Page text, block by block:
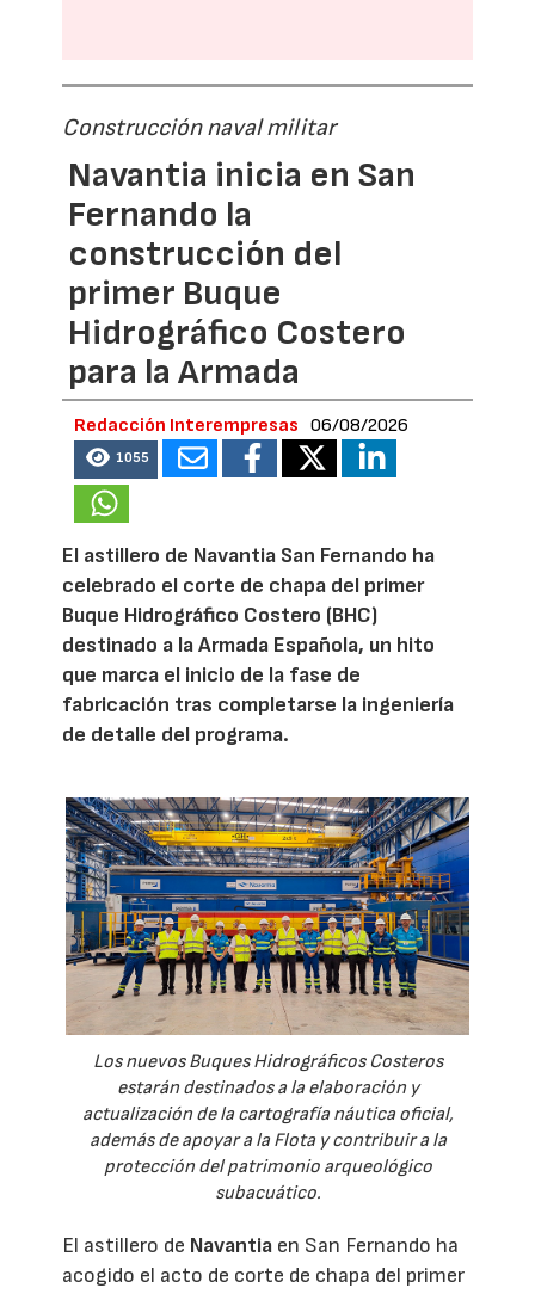
Construcción naval militar
Navantia inicia en San
Fernando la
construcción del
primer Buque
Hidrográfico Costero
para la Armada
Redacción Interempresas 06/08/2026
1055
El astillero de Navantia San Fernando ha
celebrado el corte de chapa del primer
Buque Hidrográfico Costero (BHC)
destinado a la Armada Española, un hito
que marca el inicio de la fase de
fabricación tras completarse la ingeniería
de detalle del programa.
Los nuevos Buques Hidrográficos Costeros
estarán destinados a la elaboración y
actualización de la cartografía náutica oficial,
además de apoyar a la Flota y contribuir a la
protección del patrimonio arqueológico
subacuático.
El astillero de Navantia en San Fernando ha
acogido el acto de corte de chapa del primer